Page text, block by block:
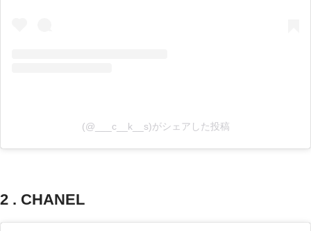
(@___c__k__s)がシェアした投稿
2 . CHANEL